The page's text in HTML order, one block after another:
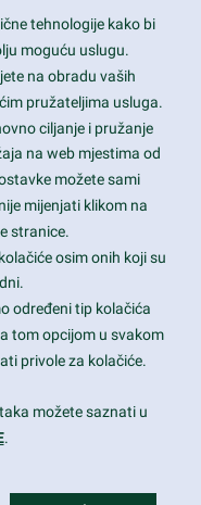
View, CA 94043
tehnologije kako bi
moguću uslugu.
na obradu vaših
pružateljima usluga.
ciljanje i pružanje
na web mjestima od
možete sami
mijenjati klikom na
stranice.
osim onih koji su
određeni tip kolačića
tom opcijom u svakom
privole za kolačiće.
možete saznati u
.